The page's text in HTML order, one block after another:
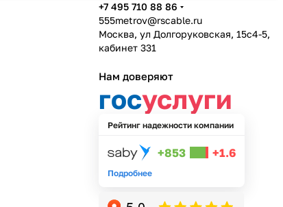
+7 495 710 88 86
555metrov@rscable.ru
Москва, ул Долгоруковская, 15с4-5,
кабинет 331
Нам доверяют
госуслуги
Рейтинг надежности компании
+853 +1.6
Подробнее